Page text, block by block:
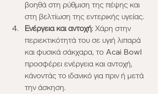
βοηθά στη ρύθμιση της πέψης και
στη βελτίωση της εντερικής υγείας.
Ενέργεια και αντοχή: Χάρη στην
περιεκτικότητά του σε υγιή λιπαρά
και φυσικά σάκχαρα, το Acai Bowl
προσφέρει ενέργεια και αντοχή,
κάνοντάς το ιδανικό για πριν ή μετά
την άσκηση.